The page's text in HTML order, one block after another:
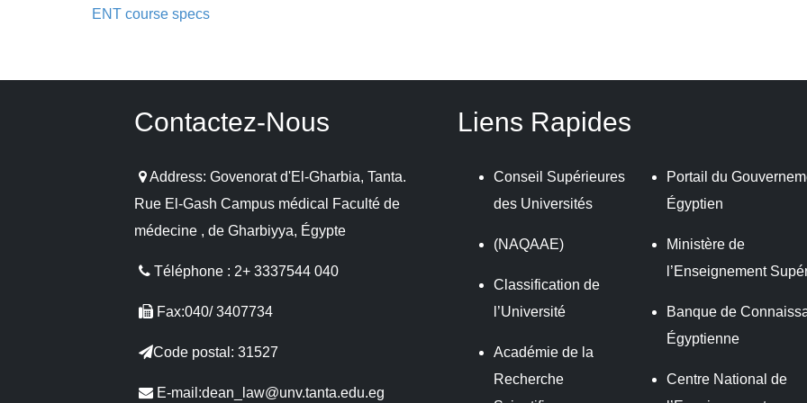
ENT course specs
Contactez-Nous
Address: Govenorat d'El-Gharbia, Tanta.
Rue El-Gash Campus médical Faculté de
médecine , de Gharbiyya, Égypte
Téléphone : 2+ 3337544 040
Fax:040/ 3407734
Code postal: 31527
E-mail:dean_law@unv.tanta.edu.eg
Liens Rapides
Conseil Supérieures
des Universités
(NAQAAE)
Classification de
l’Université
Académie de la
Recherche
Portail du
Égyptien
Ministère de
l’Enseignement
Banque de
Égyptienne
Centre National de